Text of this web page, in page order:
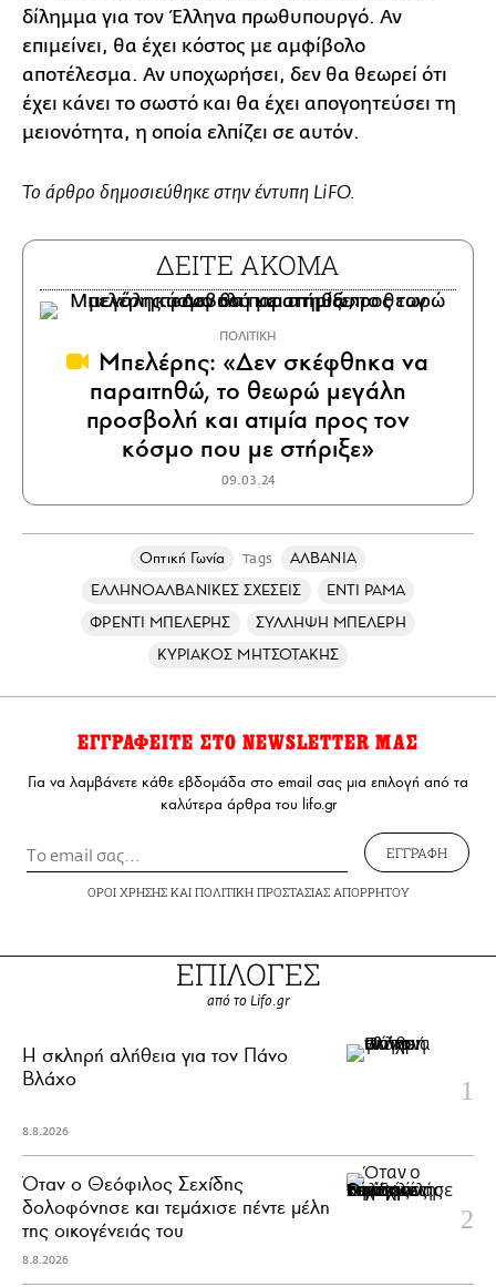
δίλημμα για τον Έλληνα πρωθυπουργό. Αν
επιμείνει, θα έχει κόστος με αμφίβολο
αποτέλεσμα. Αν υποχωρήσει, δεν θα θεωρεί ότι
έχει κάνει το σωστό και θα έχει απογοητεύσει τη
μειονότητα, η οποία ελπίζει σε αυτόν.
Το άρθρο δημοσιεύθηκε στην έντυπη LiFO.
ΔΕΙΤΕ ΑΚΟΜΑ
ΠΟΛΙΤΙΚΗ
Μπελέρης: «Δεν σκέφθηκα να
παραιτηθώ, το θεωρώ μεγάλη
προσβολή και ατιμία προς τον
κόσμο που με στήριξε»
09.03.24
Οπτική Γωνία Tags
ΑΛΒΑΝΙΑ
ΕΛΛΗΝΟΑΛΒΑΝΙΚΕΣ ΣΧΕΣΕΙΣ
ΕΝΤΙ ΡΑΜΑ
ΦΡΕΝΤΙ ΜΠΕΛΕΡΗΣ
ΣΥΛΛΗΨΗ ΜΠΕΛΕΡΗ
ΚΥΡΙΑΚΟΣ ΜΗΤΣΟΤΑΚΗΣ
ΕΓΓΡΑΦΕΙΤΕ ΣΤΟ NEWSLETTER ΜΑΣ
Για να λαμβάνετε κάθε εβδομάδα στο email σας μια επιλογή από τα
καλύτερα άρθρα του lifo.gr
ΕΓΓΡΑΦΗ
ΟΡΟΙ ΧΡΗΣΗΣΚΑΙ ΠΟΛΙΤΙΚΗ ΠΡΟΣΤΑΣΙΑΣ ΑΠΟΡΡΗΤΟΥ
ΕΠΙΛΟΓΕΣ
από το Lifo.gr
H σκληρή αλήθεια για τον Πάνο
Βλάχο
8.8.2026
Όταν ο Θεόφιλος Σεχίδης
δολοφόνησε και τεμάχισε πέντε μέλη
της οικογένειάς του
8.8.2026